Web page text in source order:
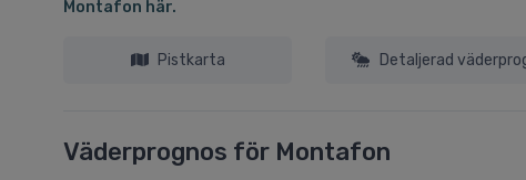
Montafon här.
Pistkarta Detaljerad
Väderprognos för Montafon